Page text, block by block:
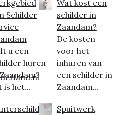
Schilder
u een
huren
is het...
Wat kost een
schilder in
Zaandam?
De kosten
voor het
inhuren van
een schilder in
Zaandam...
Spuitwerk